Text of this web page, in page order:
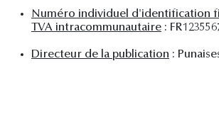
Numéro individuel d'identification
TVA intracommunautaire :
Directeur de la publication :